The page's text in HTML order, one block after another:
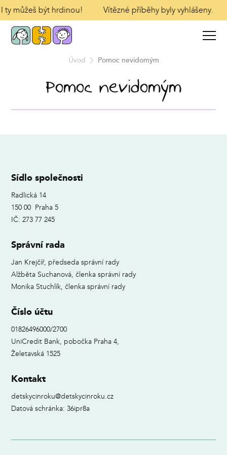
ty můžeš být hrdinou! Vítězné příběhy byly vyhlášeny.
Úvod Pomoc nevidomým
Pomoc nevidomým
Sídlo společnosti
Radlická 14
150 00 Praha 5
IČ: 273 77 245
Správní rada
Jan Krejčíř, předseda správní rady
Alžběta Suchanová, členka správní rady
Monika Stuchlík, členka správní rady
Číslo účtu
01826496000/2700
UniCredit Bank, pobočka Praha 4,
Želetavská 1525
Kontakt
detskycinroku@detskycinroku.cz
Datová schránka: 36ipr8a